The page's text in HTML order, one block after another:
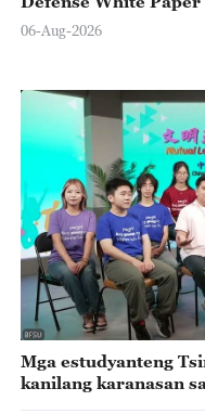
06-Aug-2026
Mga estudyanteng
kanilang karanasan sa pag-aaral ng Filipino at